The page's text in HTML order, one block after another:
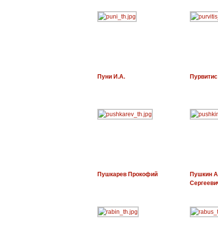
Пуни И.А.
Пушкарев Прокофий
Пушкин